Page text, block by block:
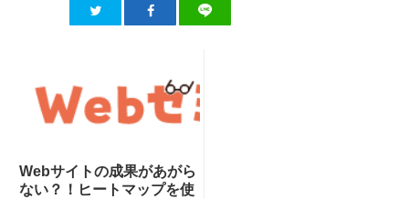
Webサイトの成果があがら
ない？！ヒートマップを使